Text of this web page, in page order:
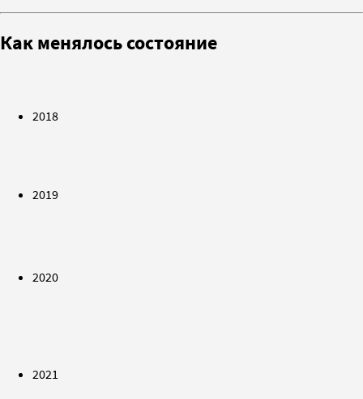
Как менялось состояние
2018
2019
2020
2021